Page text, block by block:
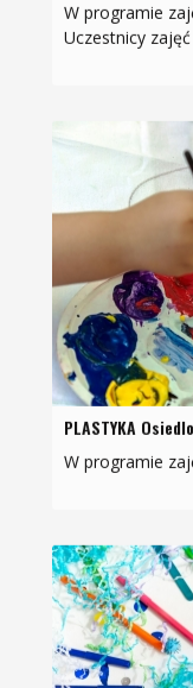
Uczestnicy zajęć malarskich dla
PLASTYKA